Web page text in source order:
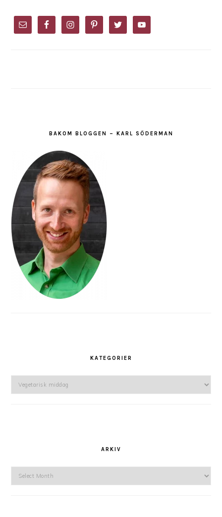
SIDEBAR
BAKOM BLOGGEN – KARL SÖDERMAN
KATEGORIER
Kategorier
ARKIV
Arkiv